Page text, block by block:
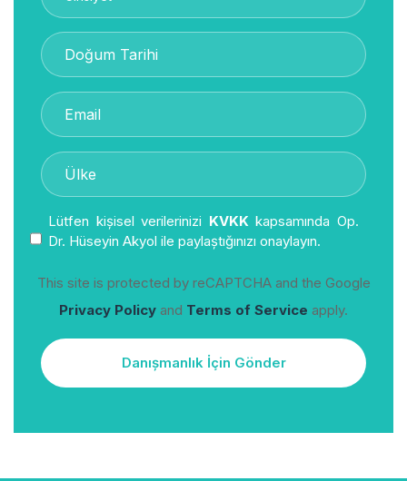
Lütfen kişisel verilerinizi KVKKkapsamında Op.
Dr. Hüseyin Akyol ile paylaştığınızı onaylayın.
This site is protected by reCAPTCHA and the Google
Privacy Policy and Terms of Service apply.
Danışmanlık İçin Gönder